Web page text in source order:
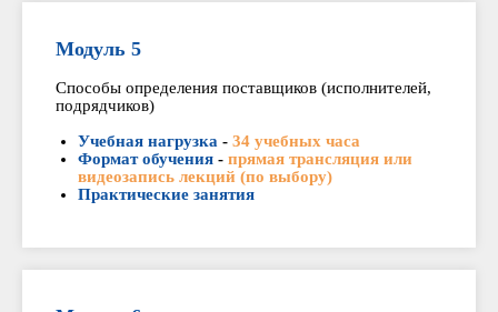
Модуль 5
Способы определения поставщиков (исполнителей,
подрядчиков)
Учебная нагрузка - 34 учебных часа
Формат обучения - прямая трансляция или
видеозапись лекций (по выбору)
Практические занятия